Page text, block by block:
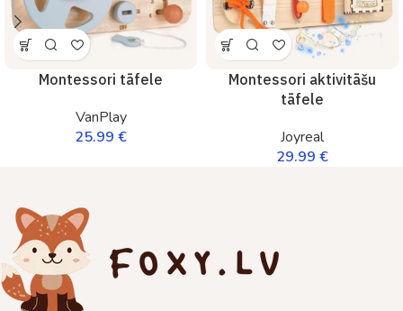
Montessori tāfele
VanPlay
25.99 €
Montessori aktivitāšu
tāfele
Joyreal
29.99 €